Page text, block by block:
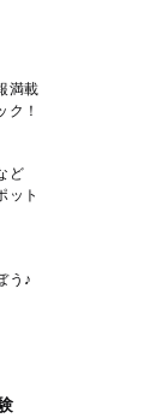
満載
ク！
ど
ット
う♪